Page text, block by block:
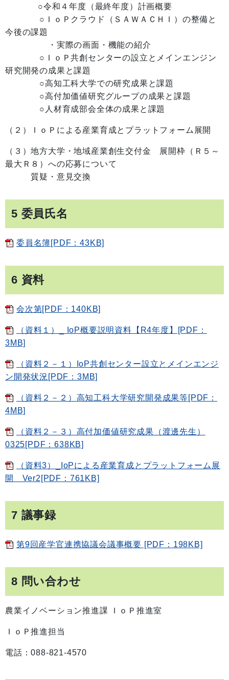
○令和４年度（最終年度）計画概要
○ＩｏＰクラウド（ＳＡＷＡＣＨＩ）の整備と
今後の課題
・実際の画面・機能の紹介
○ＩｏＰ共創センターの設立とメインエンジン
研究開発の成果と課題
○高知工科大学での研究成果と課題
○高付加価値研究グループの成果と課題
○人材育成部会全体の成果と課題
（２）ＩｏＰによる産業育成とプラットフォーム展開
（３）地方大学・地域産業創生交付金 展開枠（Ｒ５～
最大Ｒ８）への応募について
質疑・意見交換
5 委員氏名
委員名簿[PDF：43KB]
6 資料
会次第[PDF：140KB]
（資料１）_ IoP概要説明資料【R4年度】[PDF：
3MB]
（資料２－１）IoP共創センター設立とメインエンジ
ン開発状況[PDF：3MB]
（資料２－２）高知工科大学研究開発成果等[PDF：
4MB]
（資料２－３）高付加価値研究成果（渡邊先生）
0325[PDF：638KB]
（資料3）_IoPによる産業育成とプラットフォーム展
開 Ver2[PDF：761KB]
7 議事録
第9回産学官連携協議会議事概要 [PDF：198KB]
8 問い合わせ
農業イノベーション推進課 ＩｏＰ推進室
ＩｏＰ推進担当
電話：088-821-4570